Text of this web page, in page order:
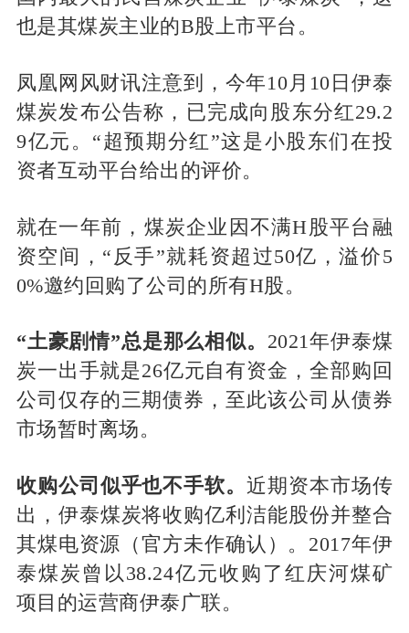
也是其煤炭主业的B股上市平台。
凤凰网风财讯注意到，今年10月10日伊泰
煤炭发布公告称，已完成向股东分红29.2
9亿元。“超预期分红”这是小股东们在投
资者互动平台给出的评价。
就在一年前，煤炭企业因不满H股平台融
资空间，“反手”就耗资超过50亿，溢价5
0%邀约回购了公司的所有H股。
“土豪剧情”总是那么相似。 2021年伊泰煤
炭一出手就是26亿元自有资金，全部购回
公司仅存的三期债券，至此该公司从债券
市场暂时离场。
收购公司似乎也不手软。近期资本市场传
出，伊泰煤炭将收购亿利洁能股份并整合
其煤电资源（官方未作确认）。2017年伊
泰煤炭曾以38.24亿元收购了红庆河煤矿
项目的运营商伊泰广联。